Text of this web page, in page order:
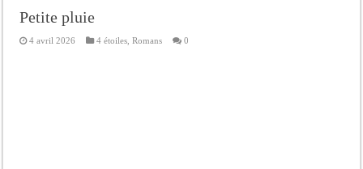
Petite pluie
4 avril 2026 4 étoiles ,Romans 0